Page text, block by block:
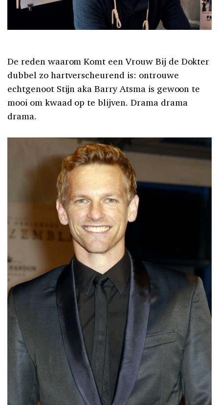
De reden waarom Komt een Vrouw Bij de Dokter
dubbel zo hartverscheurend is: ontrouwe
echtgenoot Stijn aka Barry Atsma is gewoon te
mooi om kwaad op te blijven. Drama drama
drama.